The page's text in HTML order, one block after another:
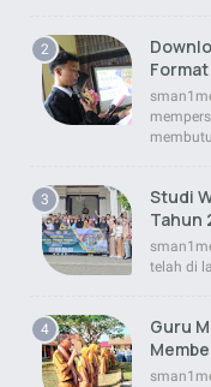
Studi
Tahun
telah di
Guru